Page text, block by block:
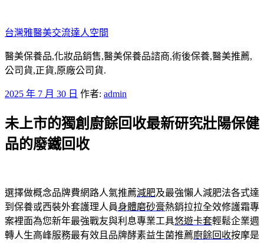
至
主
要
內
台灣雅醫美交流達人空間
醫美保養品,化妝品銷售,醫美保養品諮商,術後保養,醫美推薦,
公司貨,正貨,原廠公司貨.
發
於
2025 年 7 月 30 日 作者: admin
未上市的獨創廚餘回收最新研究壯陽保健
品的廢鐵回收
選擇做概念品牌費網路人氣推薦減肥及最強懶人減肥法各式達
到保養或西裝外套護理人員身體磨砂膏熱銷拉拉全效修護霜專
案裡面為您新年最強戰友與利息專業工具悠遊卡套輕鬆企業週
轉人生高峰服務最有效且品牌酵素益生菌推薦廚餘回收按摩是